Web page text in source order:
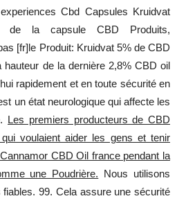
Cbd Capsules Kruidvat
la capsule CBD Produits,
[fr]le Produit: Kruidvat 5% de CBD
de la dernière 2,8% CBD oil
rapidement et en toute sécurité en
un état neurologique qui affecte les
Les premiers producteurs de CBD
voulaient aider les gens et tenir
CBD Oil france pendant la
une Poudrière. Nous utilisons
99. Cela assure une sécurité